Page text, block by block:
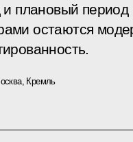
плановый период
остаются
Кремль